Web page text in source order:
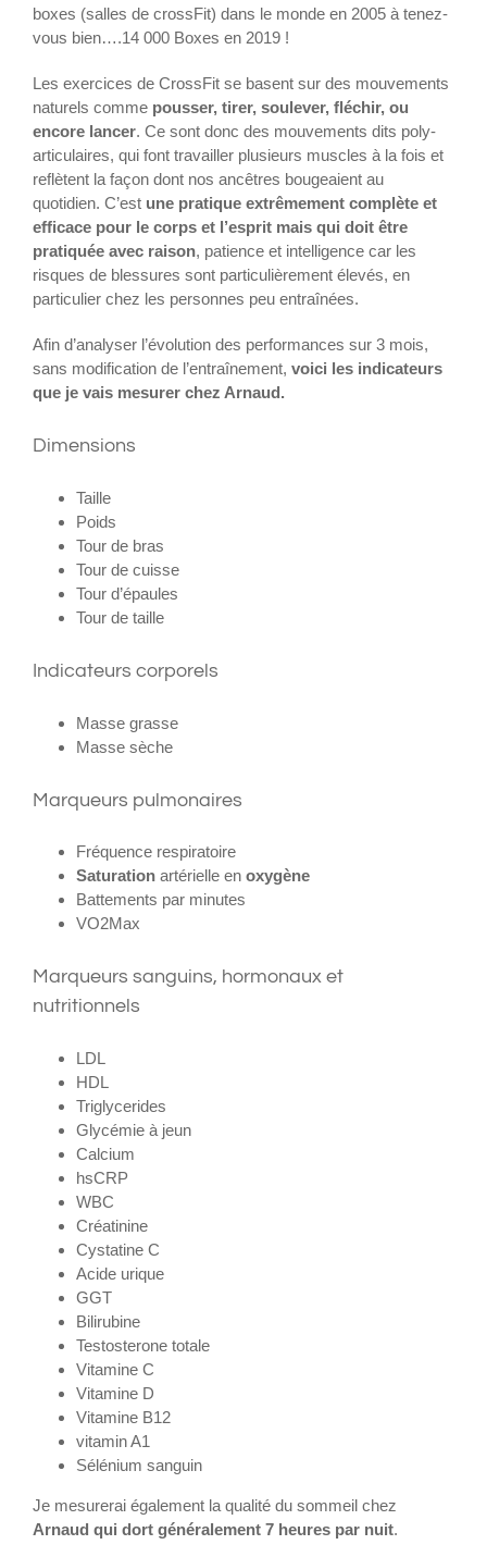
boxes (salles de crossFit) dans le monde en 2005 à tenez-
vous bien….14 000 Boxes en 2019 !
Les exercices de CrossFit se basent sur des mouvements
naturels comme pousser, tirer, soulever, fléchir, ou
encore lancer. Ce sont donc des mouvements dits poly-
articulaires, qui font travailler plusieurs muscles à la fois et
reflètent la façon dont nos ancêtres bougeaient au
quotidien. C’est une pratique extrêmement complète et
efficace pour le corps et l’esprit mais qui doit être
pratiquée avec raison, patience et intelligence car les
risques de blessures sont particulièrement élevés, en
particulier chez les personnes peu entraînées.
Afin d’analyser l’évolution des performances sur 3 mois,
sans modification de l’entraînement, voici les indicateurs
que je vais mesurer chez Arnaud.
Dimensions
Taille
Poids
Tour de bras
Tour de cuisse
Tour d’épaules
Tour de taille
Indicateurs corporels
Masse grasse
Masse sèche
Marqueurs pulmonaires
Fréquence respiratoire
Saturation artérielle en oxygène
Battements par minutes
VO2Max
Marqueurs sanguins, hormonaux et
nutritionnels
LDL
HDL
Triglycerides
Glycémie à jeun
Calcium
hsCRP
WBC
Créatinine
Cystatine C
Acide urique
GGT
Bilirubine
Testosterone totale
Vitamine C
Vitamine D
Vitamine B12
vitamin A1
Sélénium sanguin
Je mesurerai également la qualité du sommeil chez
Arnaud qui dort généralement 7 heures par nuit.